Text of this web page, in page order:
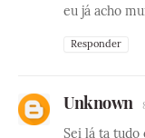
eu já acho
Responder
Unknown
Sei lá ta tudo